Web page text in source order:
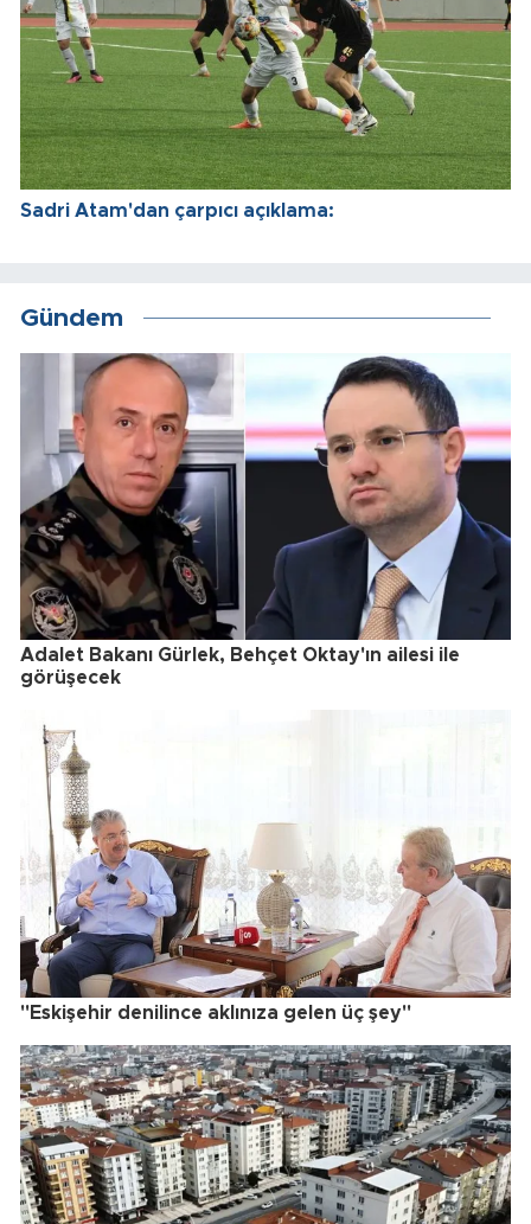
Sadri Atam'dan çarpıcı açıklama:
Gündem
Adalet Bakanı Gürlek, Behçet Oktay'ın ailesi ile
görüşecek
"Eskişehir denilince aklınıza gelen üç şey"